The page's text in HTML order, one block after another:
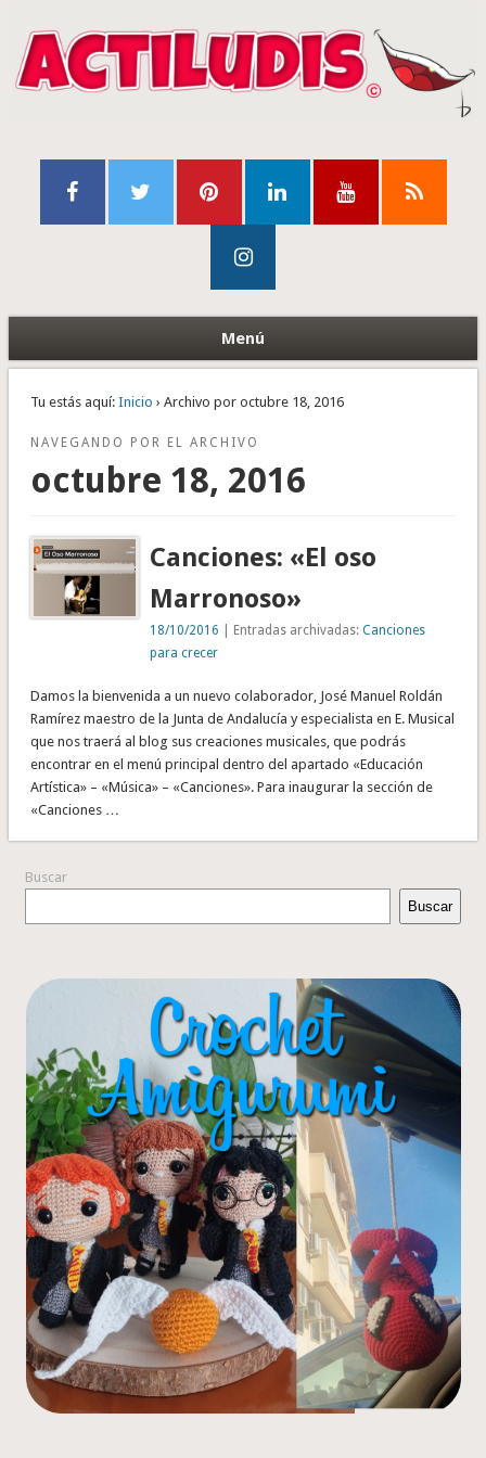
Menú
Tu estás aquí: Inicio › Archivo por octubre 18, 2016
NAVEGANDO POR EL ARCHIVO
octubre 18, 2016
Canciones: «El oso
Marronoso»
18/10/2016 | Entradas archivadas:Canciones
para crecer
Damos la bienvenida a un nuevo colaborador, José Manuel Roldán
Ramírez maestro de la Junta de Andalucía y especialista en E. Musical
que nos traerá al blog sus creaciones musicales, que podrás
encontrar en el menú principal dentro del apartado «Educación
Artística» – «Música» – «Canciones». Para inaugurar la sección de
«Canciones …
Buscar
Buscar